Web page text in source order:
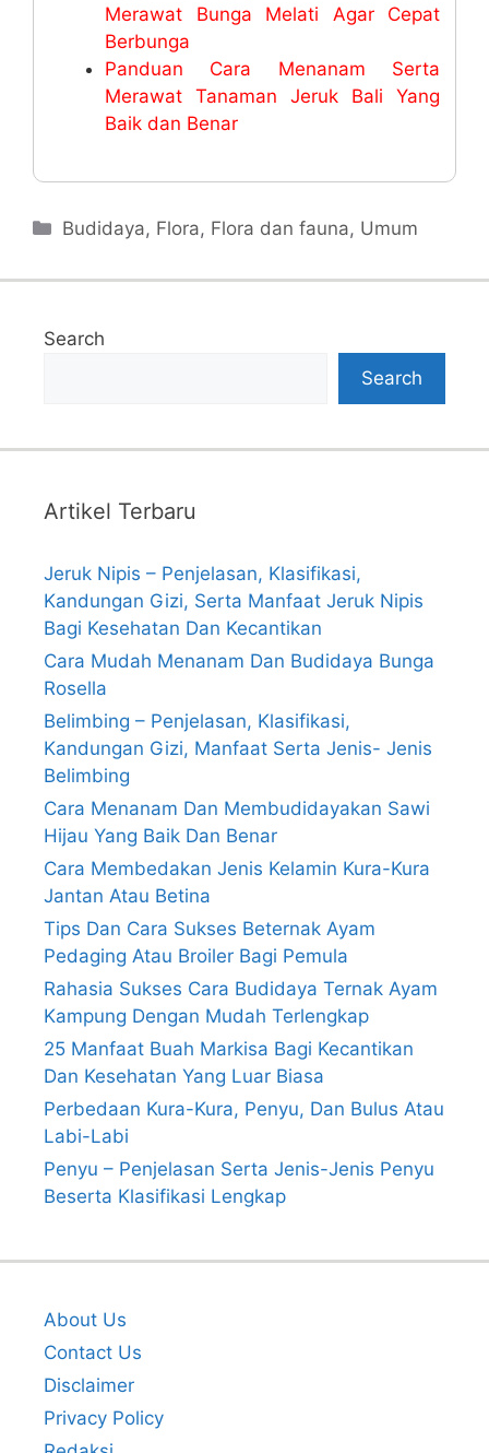
Merawat Bunga Melati Agar Cepat
Berbunga
Panduan Cara Menanam Serta
Merawat Tanaman Jeruk Bali Yang
Baik dan Benar
Categories
Budidaya, Flora, Flora dan fauna, Umum
Search
Search
Artikel Terbaru
Jeruk Nipis – Penjelasan, Klasifikasi,
Kandungan Gizi, Serta Manfaat Jeruk Nipis
Bagi Kesehatan Dan Kecantikan
Cara Mudah Menanam Dan Budidaya Bunga
Rosella
Belimbing – Penjelasan, Klasifikasi,
Kandungan Gizi, Manfaat Serta Jenis- Jenis
Belimbing
Cara Menanam Dan Membudidayakan Sawi
Hijau Yang Baik Dan Benar
Cara Membedakan Jenis Kelamin Kura-Kura
Jantan Atau Betina
Tips Dan Cara Sukses Beternak Ayam
Pedaging Atau Broiler Bagi Pemula
Rahasia Sukses Cara Budidaya Ternak Ayam
Kampung Dengan Mudah Terlengkap
25 Manfaat Buah Markisa Bagi Kecantikan
Dan Kesehatan Yang Luar Biasa
Perbedaan Kura-Kura, Penyu, Dan Bulus Atau
Labi-Labi
Penyu – Penjelasan Serta Jenis-Jenis Penyu
Beserta Klasifikasi Lengkap
About Us
Contact Us
Disclaimer
Privacy Policy